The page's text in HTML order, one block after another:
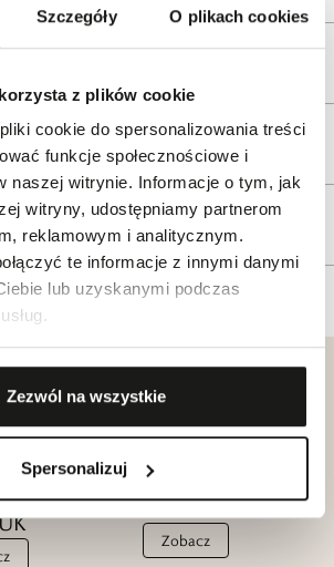
Szczegóły O plikach cookies
z plików cookie
cookie do spersonalizowania treści
funkcje społecznościowe i
naszej witrynie. Informacje o tym, jak
witryny, udostępniamy partnerom
reklamowym i analitycznym.
te informacje z innymi danymi
lub uzyskanymi podczas
Zezwól na wszystkie
Spersonalizuj
Katalogi
W.KRUK
Zobacz